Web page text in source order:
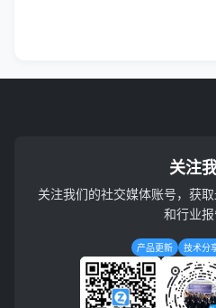
关注
关注我们的社交媒体账号，获
和行业报
产品更新 技术分